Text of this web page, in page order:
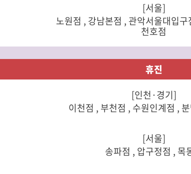
[서울]
노원점 , 강남본점 , 관악서울대입
천호점
휴진
[인천·경기]
이천점 , 부천점 , 수원인계점 ,
[서울]
송파점 , 압구정점 , 목